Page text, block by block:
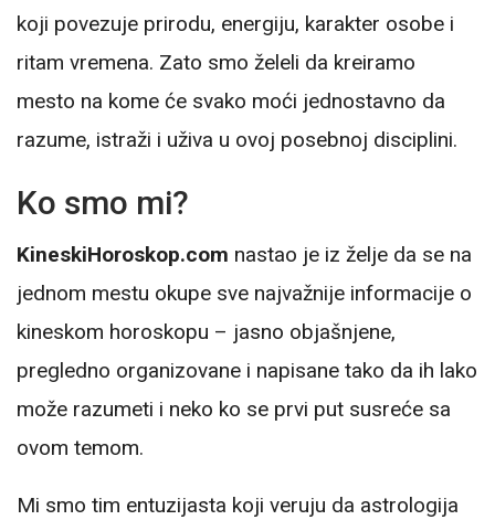
koji povezuje prirodu, energiju, karakter osobe i
ritam vremena. Zato smo želeli da kreiramo
mesto na kome će svako moći jednostavno da
razume, istraži i uživa u ovoj posebnoj disciplini.
Ko smo mi?
KineskiHoroskop.com nastao je iz želje da se na
jednom mestu okupe sve najvažnije informacije o
kineskom horoskopu – jasno objašnjene,
pregledno organizovane i napisane tako da ih lako
može razumeti i neko ko se prvi put susreće sa
ovom temom.
Mi smo tim entuzijasta koji veruju da astrologija